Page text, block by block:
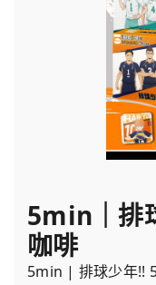
5min｜排
咖啡
5min | 排球少年!!